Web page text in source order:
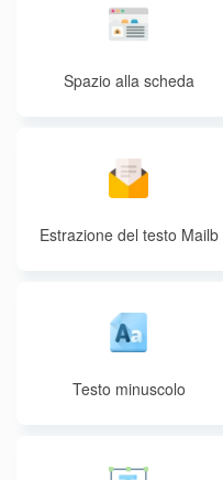
Spazio alla scheda
Estrazione del testo Mailb
Testo minuscolo